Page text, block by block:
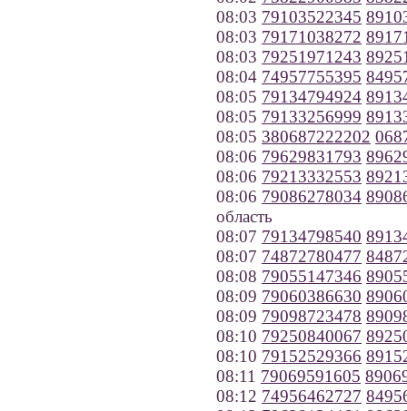
08:03 79103522345
08:03 79171038272
08:03 79251971243
08:04 74957755395
08:05 79134794924
08:05 79133256999
08:05 380687222202
08:06 79629831793
08:06 79213332553
08:06 79086278034
область
08:07 79134798540
08:07 74872780477
08:08 79055147346
08:09 79060386630
08:09 79098723478
08:10 79250840067
08:10 79152529366
08:11 79069591605
08:12 74956462727